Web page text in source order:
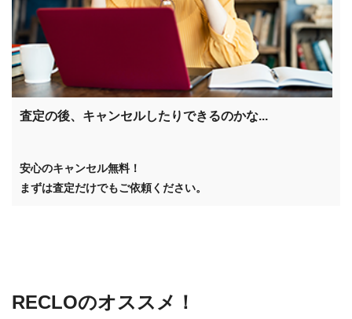
査定の後、キャンセルしたりできるのかな...
安心のキャンセル無料！
まずは査定だけでもご依頼ください。
RECLOのオススメ！